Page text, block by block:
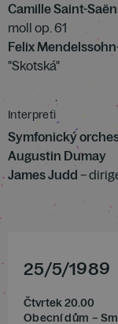
Camille Saint-
moll op. 61
Felix
"Skotská"
Interpreti
Symfonický
Augustin Dumay
James Judd –
25/5/1989
Čtvrtek 20.00
Obecní dům –